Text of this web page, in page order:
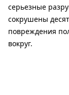
серьезные
сокрушены
повреждения
вокруг.